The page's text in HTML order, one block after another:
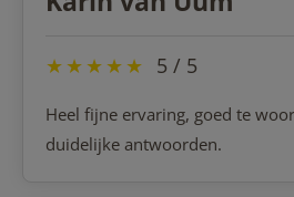
★★★★★ 5 / 5
Heel fijne ervaring, goed te
duidelijke antwoorden.